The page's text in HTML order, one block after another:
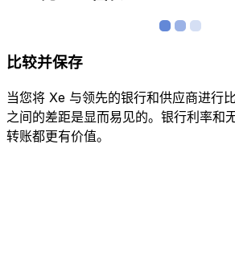
比较并保存
当您将 Xe 与领先的银行和供应商进行
之间的差距是显而易见的。银行利率和
转账都更有价值。